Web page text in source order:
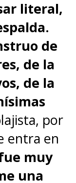
literal,
de
de la
de la
por
entra en
muy
una